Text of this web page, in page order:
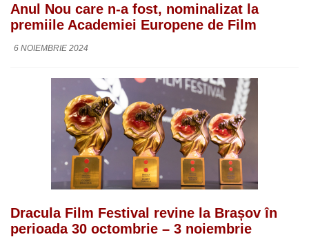
Anul Nou care n-a fost, nominalizat la
premiile Academiei Europene de Film
6 NOIEMBRIE 2024
Dracula Film Festival revine la Brașov în
perioada 30 octombrie – 3 noiembrie